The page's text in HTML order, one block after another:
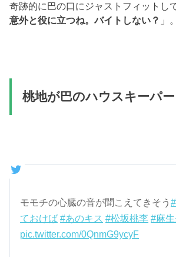
奇跡的に巴の口にジャストフィットし
意外と役に立つね。バイトしない？ 」。
桃地が巴のハウスキーパ
モモチの心臓の音が聞こえてきそう
ておけば #あのキス #松坂桃李 #麻
pic.twitter.com/0QnmG9ycyF